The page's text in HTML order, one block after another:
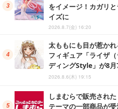
をイメージ！カガリ
イズに
2026.8.7(金) 16:20
太ももにも目が惹か
フィギュア「ライザ
ディングStyle」が8
2026.8.6(木) 19:15
しまむらで販売され
テーマの一部商品が